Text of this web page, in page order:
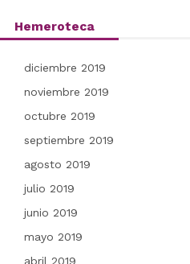
Hemeroteca
diciembre 2019
noviembre 2019
octubre 2019
septiembre 2019
agosto 2019
julio 2019
junio 2019
mayo 2019
abril 2019